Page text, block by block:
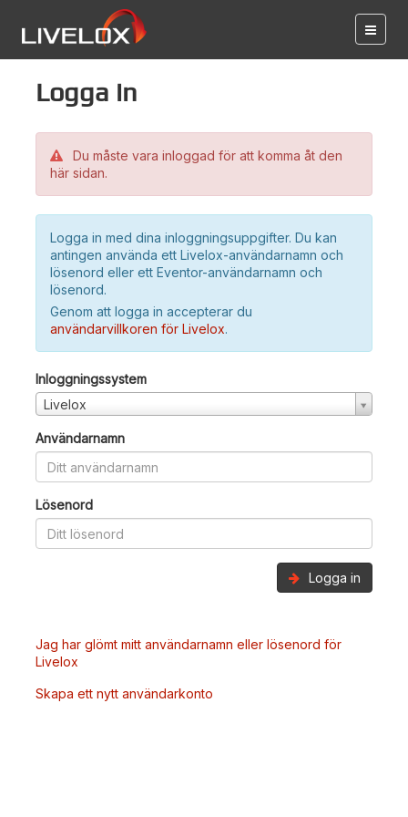
Logga in
Du måste vara inloggad för att komma åt den
här sidan.
Logga in med dina inloggningsuppgifter. Du kan
antingen använda ett Livelox-användarnamn och
lösenord eller ett Eventor-användarnamn och
lösenord.
Genom att logga in accepterar du
användarvillkoren för Livelox.
Inloggningssystem
Livelox
Användarnamn
Lösenord
Logga in
Jag har glömt mitt användarnamn eller lösenord för
Livelox
Skapa ett nytt användarkonto